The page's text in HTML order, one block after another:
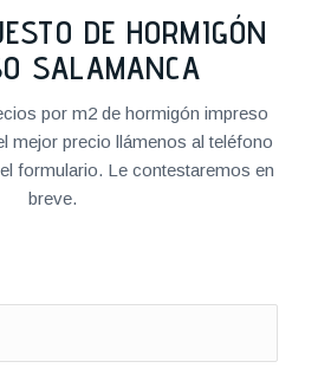
DE HORMIGÓN
SALAMANCA
por m2 de hormigón impreso
mejor precio llámenos al teléfono
formulario. Le contestaremos en
breve.